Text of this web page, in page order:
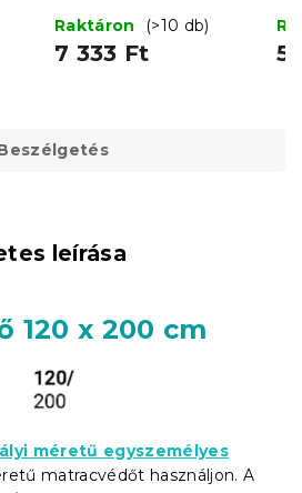
Raktáron
(>10 db)
7 333 Ft 5
leírása
120 x 200 cm
méretű egyszemélyes
matracvédőt használjon. A